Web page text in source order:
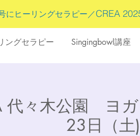
ングセラピー Singingbowl講座
にヒーリングセラピー／CREA
代々木公園 ヨ
23日（土)